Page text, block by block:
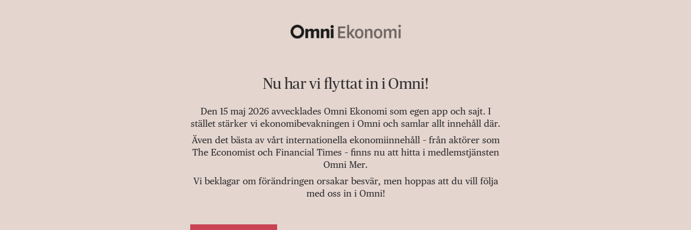
Nu har vi flyttat in i Omni!
Den 15 maj 2026 avvecklades Omni Ekonomi som egen app och sajt. I
stället stärker vi ekonomibevakningen i Omni och samlar allt innehåll där.
Även det bästa av vårt internationella ekonomiinnehåll – från aktörer som
The Economist och Financial Times – finns nu att hitta i medlemstjänsten
Omni Mer.
Vi beklagar om förändringen orsakar besvär, men hoppas att du vill följa
med oss in i Omni!